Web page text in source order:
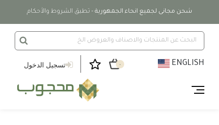
شحن مجانى لجميع انحاء الجمهورية - تطبق الشروط والأحكام
تسجيل الدخول ٠ ENGLISH